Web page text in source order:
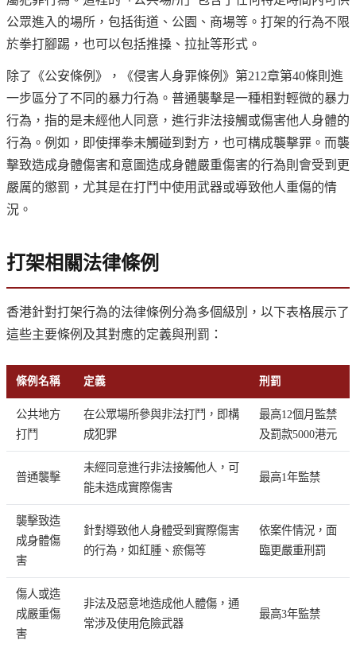
公眾進入的場所，包括街道、公園、商場等。打架的行為不限
於拳打腳踢，也可以包括推搡、拉扯等形式。
除了《公安條例》，《侵害人身罪條例》第212章第40條則進
一步區分了不同的暴力行為。普通襲擊是一種相對輕微的暴力
行為，指的是未經他人同意，進行非法接觸或傷害他人身體的
行為。例如，即使揮拳未觸碰到對方，也可構成襲擊罪。而襲
擊致造成身體傷害和意圖造成身體嚴重傷害的行為則會受到更
嚴厲的懲罰，尤其是在打鬥中使用武器或導致他人重傷的情
況。
打架相關法律條例
香港針對打架行為的法律條例分為多個級別，以下表格展示了
這些主要條例及其對應的定義與刑罰：
條例名稱 定義 刑罰
公共地方
打鬥
在公眾場所參與非法打鬥，即構
成犯罪
最高12個月監禁
及罰款5000港元
普通襲擊
未經同意進行非法接觸他人，可
能未造成實際傷害
最高1年監禁
襲擊致造
成身體傷
害
針對導致他人身體受到實際傷害
的行為，如紅腫、瘀傷等
依案件情況，面
臨更嚴重刑罰
傷人或造
成嚴重傷
害
非法及惡意地造成他人體傷，通
常涉及使用危險武器
最高3年監禁